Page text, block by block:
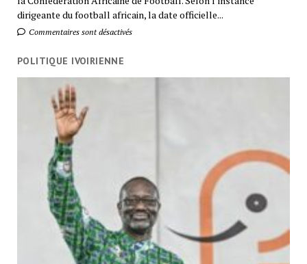
dirigeante du football africain, la date officielle...
Commentaires sont désactivés
POLITIQUE IVOIRIENNE